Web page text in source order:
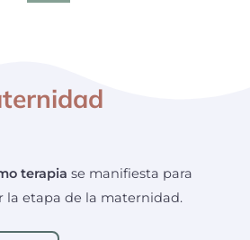
terapia se manifiesta para
la etapa de la maternidad.